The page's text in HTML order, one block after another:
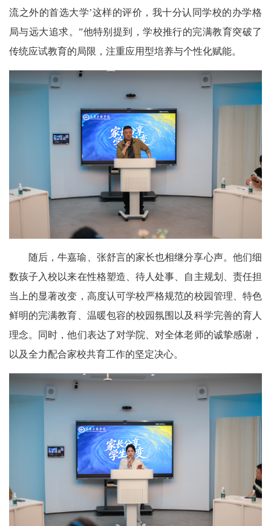
流之外的首选大学’这样的评价，我十分认同学校的办学格
局与远大追求。”他特别提到，学校推行的完满教育突破了
传统应试教育的局限，注重应用型培养与个性化赋能。
随后，牛嘉瑜、张舒言的家长也相继分享心声。他们细
数孩子入校以来在性格塑造、待人处事、自主规划、责任担
当上的显著改变，高度认可学校严格规范的校园管理、特色
鲜明的完满教育、温暖包容的校园氛围以及科学完善的育人
理念。同时，他们表达了对学院、对全体老师的诚挚感谢，
以及全力配合家校共育工作的坚定决心。